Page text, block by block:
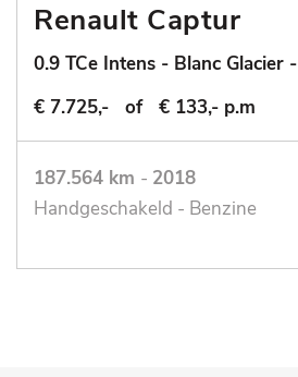
Renault Captur
0.9 TCe Intens - Blanc Glacier -
€ 7.725,-
of € 133,- p.m
187.564 km - 2018
Handgeschakeld - Benzine